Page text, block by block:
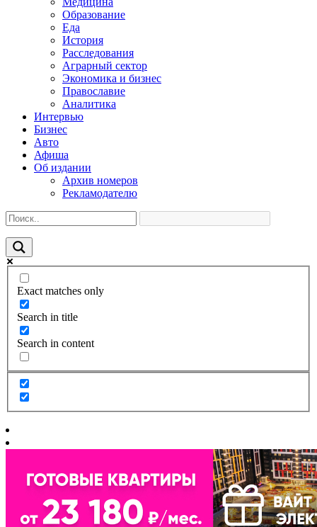
Образование
Еда
История
Расследования
Аграрный сектор
Экономика и бизнес
Православие
Аналитика
Интервью
Бизнес
Авто
Афиша
Об издании
Архив номеров
Рекламодателю
Exact matches only
Search in title
Search in content